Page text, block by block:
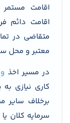
اقامت
اقامت دائم
متقاضی در
معتبر و محل
در مسیر اخذ
کاری نیازی
برخلاف سایر
سرمایه کلان